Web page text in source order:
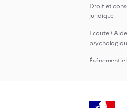
Droit et
juridique
Ecoute / Aide
Événementiel